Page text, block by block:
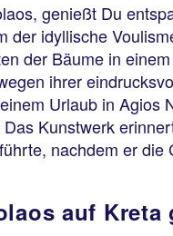
genießt Du
der idyllische
der Bäume in
ihrer
Urlaub in
Kunstwerk
nachdem er
auf